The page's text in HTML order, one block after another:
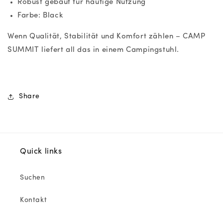
Robust gebaut für häufige Nutzung
Farbe: Black
Wenn Qualität, Stabilität und Komfort zählen – CAMP
SUMMIT liefert all das in einem Campingstuhl.
Share
Quick links
Suchen
Kontakt